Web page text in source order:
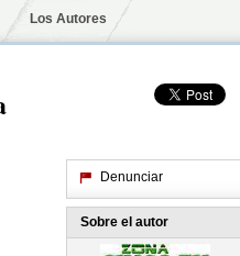
Los Autores
Denunciar
Sobre el autor